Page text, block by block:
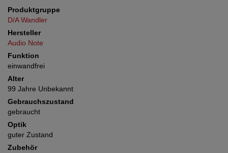
Produktgruppe
D/A Wandler
Hersteller
Audio Note
Funktion
einwandfrei
Alter
99 Jahre Unbekannt
Gebrauchszustand
gebraucht
Optik
guter Zustand
Zubehör